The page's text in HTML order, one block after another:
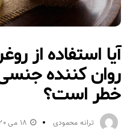
آیا استفاده از
روان کننده
خطر است؟
ترانه محمودی 18 می 2020